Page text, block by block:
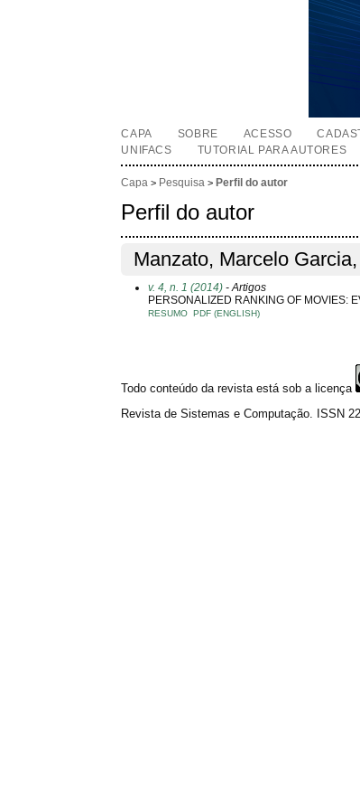
CAPA SOBRE ACESSO
UNIFACS
TUTORIAL PARA AUTORES
Capa > Pesquisa > Perfil do autor
Perfil do autor
Manzato, Marcelo
v. 4, n. 1 (2014) - Artigos
PERSONALIZED RANKING OF MOVIES:
RESUMO PDF (ENGLISH)
Todo conteúdo da revista está sob a licença
Revista de Sistemas e Computação. ISSN